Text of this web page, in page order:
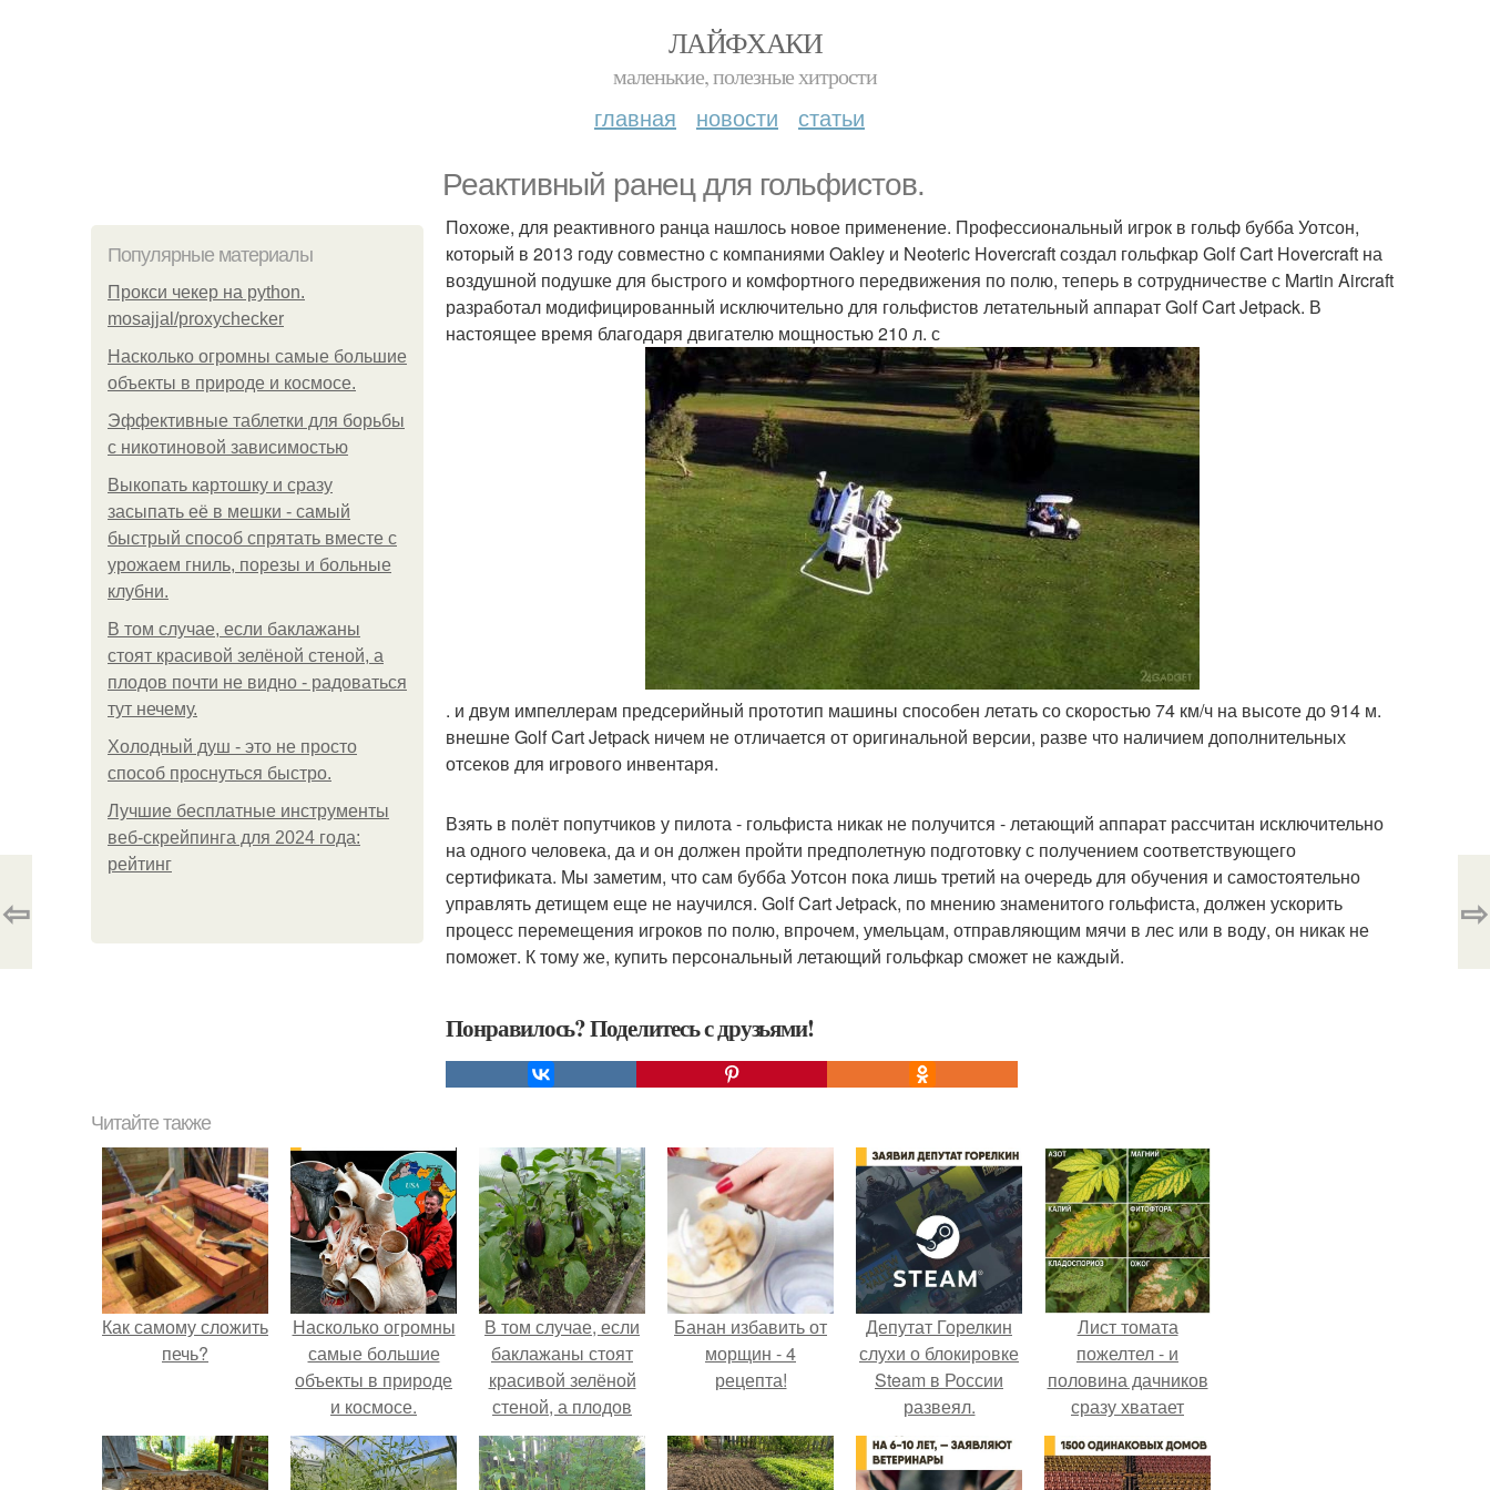
ЛАЙФХАКИ
маленькие, полезные хитрости
главная новости статьи
Реактивный ранец для гольфистов.
Популярные материалы
Прокси чекер на python.
mosajjal/proxychecker
Насколько огромны самые большие
объекты в природе и космосе.
Эффективные таблетки для борьбы
с никотиновой зависимостью
Выкопать картошку и сразу
засыпать её в мешки - самый
быстрый способ спрятать вместе с
урожаем гниль, порезы и больные
клубни.
В том случае, если баклажаны
стоят красивой зелёной стеной, а
плодов почти не видно - радоваться
тут нечему.
Холодный душ - это не просто
способ проснуться быстро.
Лучшие бесплатные инструменты
веб-скрейпинга для 2024 года:
рейтинг
Похоже, для реактивного ранца нашлось новое применение. Профессиональный игрок в гольф бубба Уотсон,
который в 2013 году совместно с компаниями Oakley и Neoteric Hovercraft создал гольфкар Golf Cart Hovercraft на
воздушной подушке для быстрого и комфортного передвижения по полю, теперь в сотрудничестве с Martin Aircraft
разработал модифицированный исключительно для гольфистов летательный аппарат Golf Cart Jetpack. В
настоящее время благодаря двигателю мощностью 210 л. с
. и двум импеллерам предсерийный прототип машины способен летать со скоростью 74 км/ч на высоте до 914 м.
внешне Golf Cart Jetpack ничем не отличается от оригинальной версии, разве что наличием дополнительных
отсеков для игрового инвентаря.
Взять в полёт попутчиков у пилота - гольфиста никак не получится - летающий аппарат рассчитан исключительно
на одного человека, да и он должен пройти предполетную подготовку с получением соответствующего
сертификата. Мы заметим, что сам бубба Уотсон пока лишь третий на очередь для обучения и самостоятельно
управлять детищем еще не научился. Golf Cart Jetpack, по мнению знаменитого гольфиста, должен ускорить
процесс перемещения игроков по полю, впрочем, умельцам, отправляющим мячи в лес или в воду, он никак не
поможет. К тому же, купить персональный летающий гольфкар сможет не каждый.
Понравилось? Поделитесь с друзьями!
⇦ ⇨
Читайте также
Как самому сложить
печь?
Насколько огромны
самые большие
объекты в природе
и космосе.
В том случае, если
баклажаны стоят
красивой зелёной
стеной, а плодов
почти не видно -
радоваться тут
Банан избавить от
морщин - 4
рецепта!
Депутат Горелкин
слухи о блокировке
Steam в России
развеял.
Лист томата
пожелтел - и
половина дачников
сразу хватает